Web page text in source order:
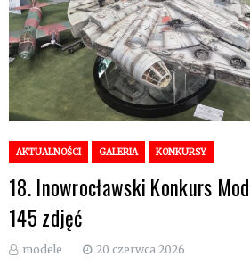
AKTUALNOŚCI GALERIA KONKURSY
18. Inowrocławski Konkurs
145 zdjęć
modele 20 czerwca 2026